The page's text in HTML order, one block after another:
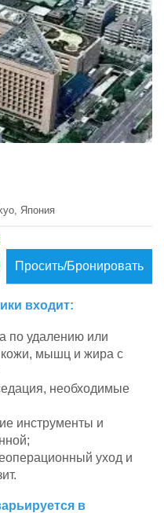
Япония
Просить/Бронировать
входит:
по удалению или
мышц и жира с
необходимые
инструменты и
уход и
в